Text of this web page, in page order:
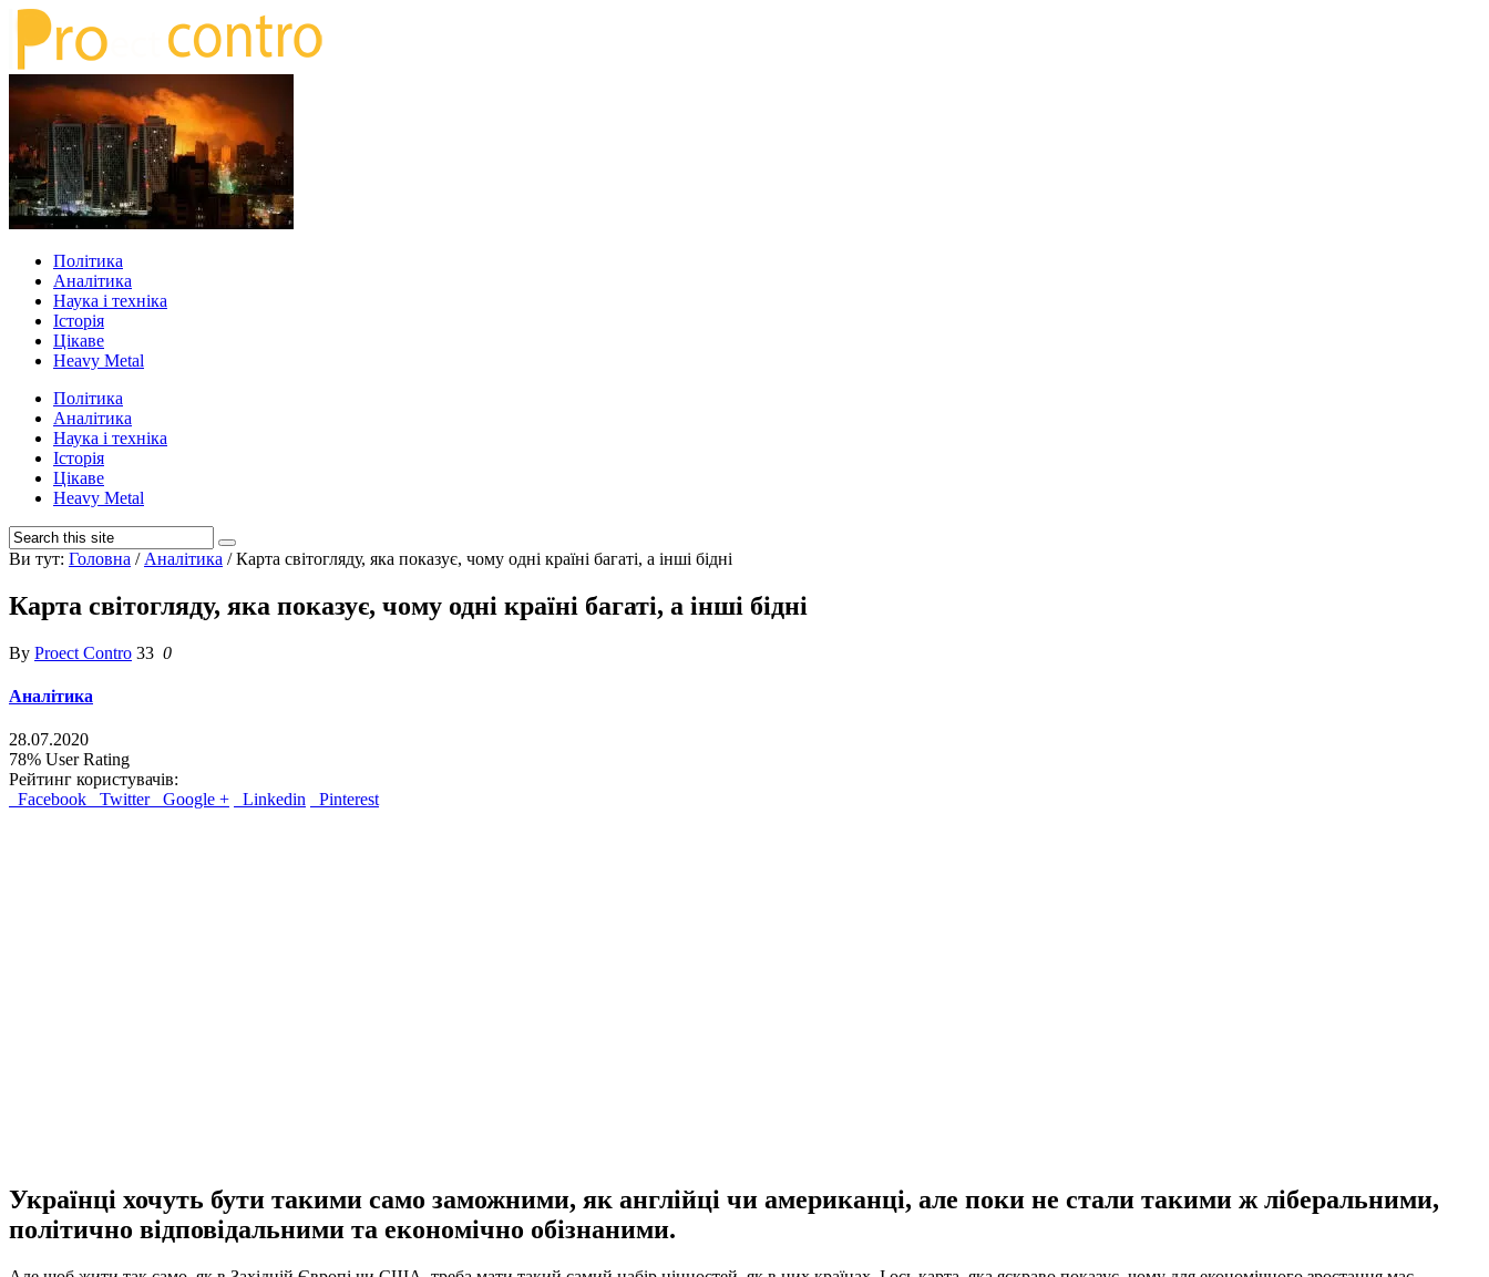
Політика
Аналітика
Наука і техніка
Історія
Цікаве
Heavy Metal
Політика
Аналітика
Наука і техніка
Історія
Цікаве
Heavy Metal
Ви тут: Головна / Аналітика /Карта світогляду, яка показує, чому одні країні багаті, а інші бідні
Карта світогляду, яка показує, чому одні країні багаті, а інші бідні
By Proect Contro 33 0
Аналітика
28.07.2020
78% User Rating
Рейтинг користувачів:
Facebook
Twitter Google + Linkedin Pinterest
Українці хочуть бути такими само заможними, як англійці чи американці, але поки не стали такими ж ліберальними,
політично відповідальними та економічно обізнаними.